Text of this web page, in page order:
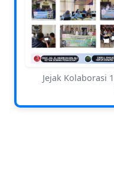
Jejak Kolaborasi